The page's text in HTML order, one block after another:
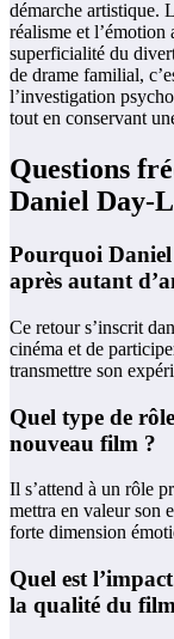
démarche artistique.
réalisme et l’émotion
superficialité du
de drame familial,
l’investigation
tout en conservant
Questions
Daniel Day-
Pourquoi
après autant
Ce retour s’inscrit
cinéma et de
transmettre son
Quel type de
nouveau film ?
Il s’attend à un rôle
mettra en valeur son
forte dimension
Quel est
la qualité du